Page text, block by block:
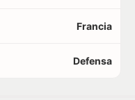
Francia
Defensa